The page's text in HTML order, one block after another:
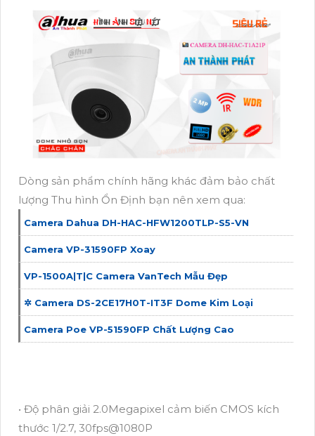
Dòng sản phẩm chính hãng khác đảm bảo chất
lượng Thu hình Ổn Định bạn nên xem qua:
Camera Dahua DH-HAC-HFW1200TLP-S5-VN
Camera VP-31590FP Xoay
VP-1500A|T|C Camera VanTech Mẫu Đẹp
✲ Camera DS-2CE17H0T-IT3F Dome Kim Loại
Camera Poe VP-51590FP Chất Lượng Cao
• Độ phân giải 2.0Megapixel cảm biến CMOS kích
thước 1/2.7, 30fps@1080P